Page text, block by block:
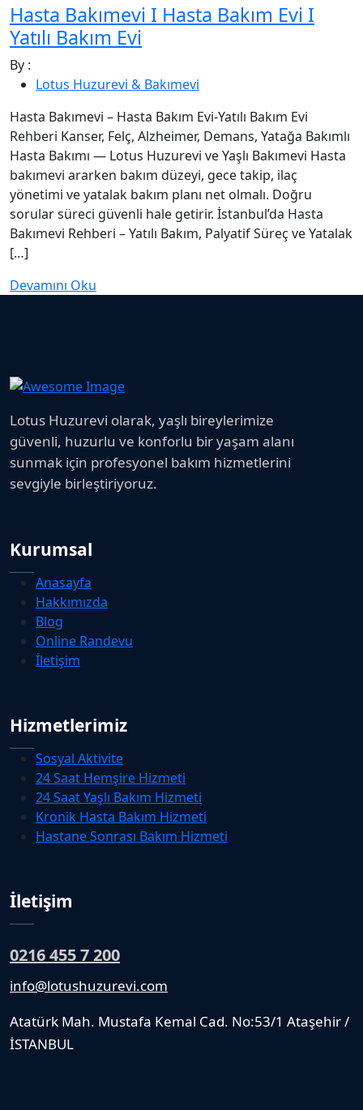
Hasta Bakımevi I Hasta Bakım Evi I
Yatılı Bakım Evi
By :
Lotus Huzurevi & Bakımevi
Hasta Bakımevi – Hasta Bakım Evi-Yatılı Bakım Evi
Rehberi Kanser, Felç, Alzheimer, Demans, Yatağa Bakımlı
Hasta Bakımı — Lotus Huzurevi ve Yaşlı Bakımevi Hasta
bakımevi ararken bakım düzeyi, gece takip, ilaç
yönetimi ve yatalak bakım planı net olmalı. Doğru
sorular süreci güvenli hale getirir. İstanbul’da Hasta
Bakımevi Rehberi – Yatılı Bakım, Palyatif Süreç ve Yatalak
[…]
Devamını Oku
Lotus Huzurevi olarak, yaşlı bireylerimize
güvenli, huzurlu ve konforlu bir yaşam alanı
sunmak için profesyonel bakım hizmetlerini
sevgiyle birleştiriyoruz.
Kurumsal
Anasayfa
Hakkımızda
Blog
Online Randevu
İletişim
Hizmetlerimiz
Sosyal Aktivite
24 Saat Hemşire Hizmeti
24 Saat Yaşlı Bakım Hizmeti
Kronik Hasta Bakım Hizmeti
Hastane Sonrası Bakım Hizmeti
İletişim
0216 455 7 200
info@lotushuzurevi.com
Atatürk Mah. Mustafa Kemal Cad. No:53/1 Ataşehir /
İSTANBUL